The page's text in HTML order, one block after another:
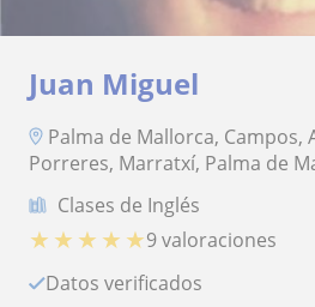
Juan Miguel
Palma de Mallorca, Campos,
Porreres, Marratxí, Palma de
Clases de Inglés
★ ★ ★ ★ ★9 valoraciones
Datos verificados